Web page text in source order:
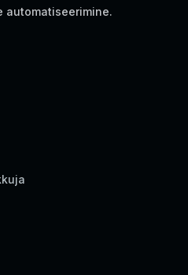
automatiseerimine.